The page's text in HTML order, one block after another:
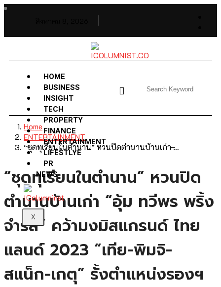
HOME
BUSINESS
INSIGHT
TECH
PROPERTY
FINANCE
ENTERTAINMENT
LIFESTLYE
PR
NEWS
X
Home
ENTERTAINMENT
“ชุดทุเรียนในตำนาน” หวนปิดตำนานบ้านเก่า ̶…
“ชุดทุเรียนในตำนาน” หวนปิด
ตำนานบ้านเก่า “อุ้ม ทวีพร พริ้ง
จำรัส” คว้ามงมิสแกรนด์ ไทย
แลนด์ 2023 “เทีย-พิมจิ-
สแน็ก-เกตุ” รั้งตำแหน่งรองฯ